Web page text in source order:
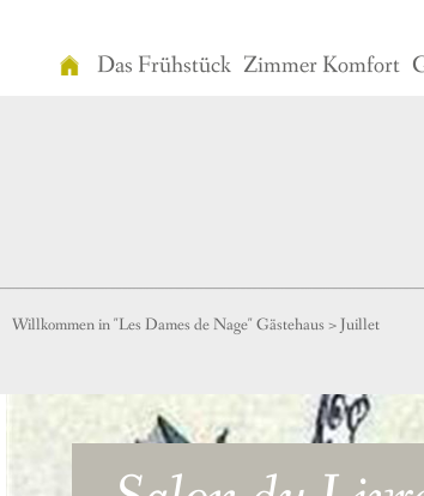
Gästehaus
Das
Komfort
Geschichte
Das Frühstück Zimmer Komfort
Willkommen in "Les Dames de Nage" Gästehaus>Juillet